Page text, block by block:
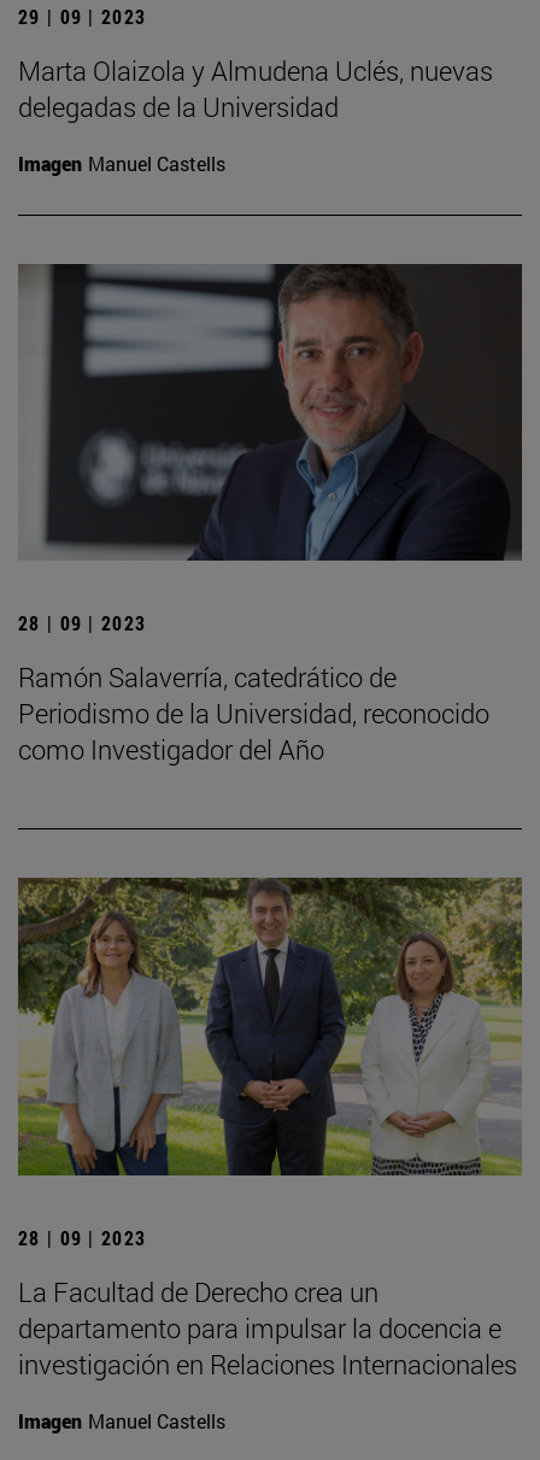
29 | 09 | 2023
Marta Olaizola y Almudena Uclés, nuevas
delegadas de la Universidad
Imagen Manuel Castells
28 | 09 | 2023
Ramón Salaverría, catedrático de
Periodismo de la Universidad, reconocido
como Investigador del Año
28 | 09 | 2023
La Facultad de Derecho crea un
departamento para impulsar la docencia e
investigación en Relaciones Internacionales
Imagen Manuel Castells